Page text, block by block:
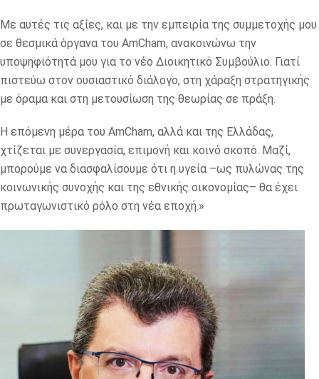
Με αυτές τις αξίες, και με την εμπειρία της συμμετοχής μου
σε θεσμικά όργανα του AmCham, ανακοινώνω την
υποψηφιότητά μου για το νέο Διοικητικό Συμβούλιο. Γιατί
πιστεύω στον ουσιαστικό διάλογο, στη χάραξη στρατηγικής
με όραμα και στη μετουσίωση της θεωρίας σε πράξη.
Η επόμενη μέρα του AmCham, αλλά και της Ελλάδας,
χτίζεται με συνεργασία, επιμονή και κοινό σκοπό. Μαζί,
μπορούμε να διασφαλίσουμε ότι η υγεία –ως πυλώνας της
κοινωνικής συνοχής και της εθνικής οικονομίας– θα έχει
πρωταγωνιστικό ρόλο στη νέα εποχή.»